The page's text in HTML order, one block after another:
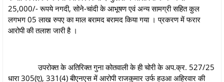
25,000/- रूपये नगदी, सोने-चांदी के आभूषण एवं अन्य सामग्री सहित कुल
लगभग 05 लाख रुपए का माल बरामद बरामद किया गया । प्रकरण में फरार
आरोपी की तलाश जारी है ।
उपरोक्त के अतिरिक्त गुना कोतवाली के ही चोरी के अप.क्र. 527/25
धारा 305(ए), 331(4) बीएनएस में आरोपी राजकुमार उर्फ हउआ अहिरवार की